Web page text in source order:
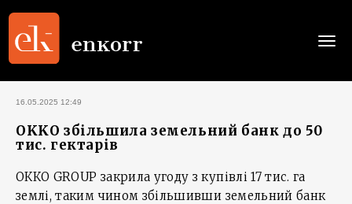
16.05.2025 12:49
OKKO збільшила земельний банк до 50
тис. гектарів
ОККО GROUP закрила угоду з купівлі 17 тис. га
землі, таким чином збільшивши земельний банк